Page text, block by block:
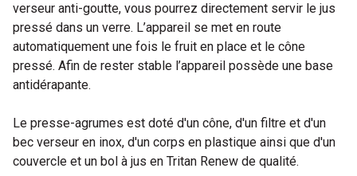
verseur anti-goutte, vous pourrez directement servir le jus
pressé dans un verre. L’appareil se met en route
automatiquement une fois le fruit en place et le cône
pressé. Afin de rester stable l’appareil possède une base
antidérapante.
Le presse-agrumes est doté d'un cône, d'un filtre et d'un
bec verseur en inox, d'un corps en plastique ainsi que d'un
couvercle et un bol à jus en Tritan Renew de qualité.